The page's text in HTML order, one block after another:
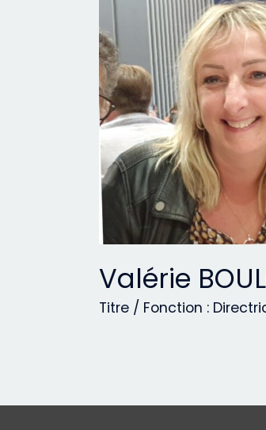
Valérie
Titre / Fonction :